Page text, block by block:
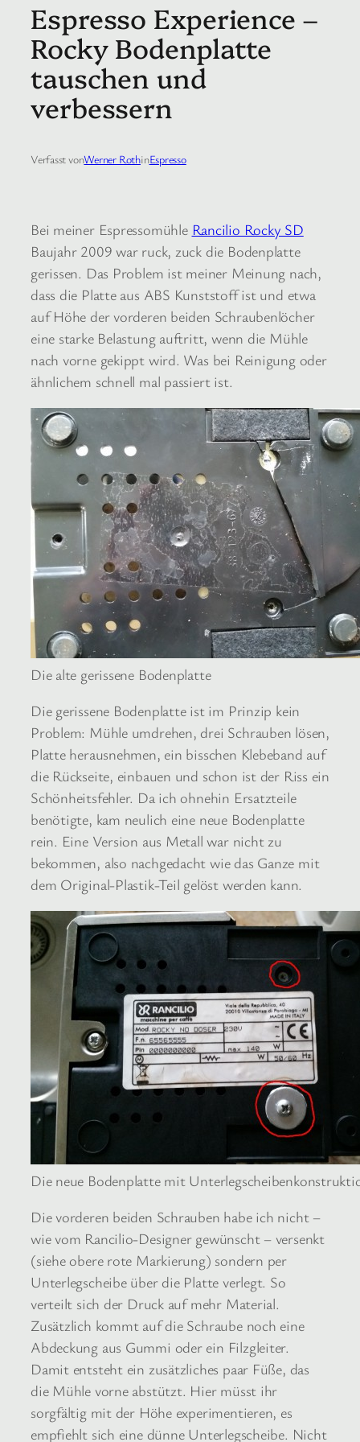
Espresso Experience –
Rocky Bodenplatte
tauschen und
verbessern
Verfasst vonWerner RothinEspresso
Bei meiner Espressomühle Rancilio Rocky SD
Baujahr 2009 war ruck, zuck die Bodenplatte
gerissen. Das Problem ist meiner Meinung nach,
dass die Platte aus ABS Kunststoff ist und etwa
auf Höhe der vorderen beiden Schraubenlöcher
eine starke Belastung auftritt, wenn die Mühle
nach vorne gekippt wird. Was bei Reinigung oder
ähnlichem schnell mal passiert ist.
Die alte gerissene Bodenplatte
Die gerissene Bodenplatte ist im Prinzip kein
Problem: Mühle umdrehen, drei Schrauben lösen,
Platte herausnehmen, ein bisschen Klebeband auf
die Rückseite, einbauen und schon ist der Riss ein
Schönheitsfehler. Da ich ohnehin Ersatzteile
benötigte, kam neulich eine neue Bodenplatte
rein. Eine Version aus Metall war nicht zu
bekommen, also nachgedacht wie das Ganze mit
dem Original-Plastik-Teil gelöst werden kann.
Die neue Bodenplatte mit
Die vorderen beiden Schrauben habe ich nicht –
wie vom Rancilio-Designer gewünscht – versenkt
(siehe obere rote Markierung) sondern per
Unterlegscheibe über die Platte verlegt. So
verteilt sich der Druck auf mehr Material.
Zusätzlich kommt auf die Schraube noch eine
Abdeckung aus Gummi oder ein Filzgleiter.
Damit entsteht ein zusätzliches paar Füße, das
die Mühle vorne abstützt. Hier müsst ihr
sorgfältig mit der Höhe experimentieren, es
empfiehlt sich eine dünne Unterlegscheibe. Nicht